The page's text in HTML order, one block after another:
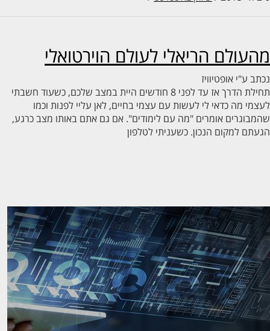
הריאלי לעולם הוירטואלי
ע"י אופטיוויז
תחילת הדרך אז עד לפני 8 חודשים היית במצב שלכם, כשעוד חשבתי
מה כדאי לי לעשות עם עצמי בחיים, לאן עליי לפנות וכמו
אומרים "מה עם לימודים". אם גם אתם באותו מצב כרגע,
למקום הנכון. כשעניתי לטלפון